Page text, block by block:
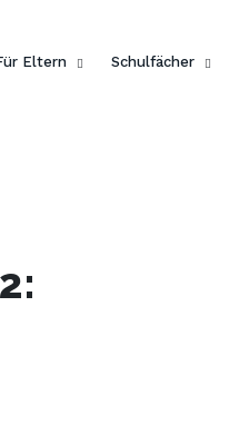
Eltern Schulfächer